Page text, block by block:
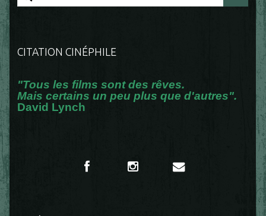
CITATION CINÉPHILE
"Tous les films sont des rêves.
Mais certains un peu plus que d'autres".
David Lynch